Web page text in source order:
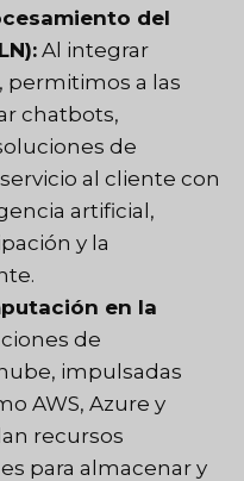
del
Al integrar
permitimos a las
chatbots,
de
al cliente con
artificial,
y la
en la
de
impulsadas
AWS, Azure y
recursos
para almacenar y